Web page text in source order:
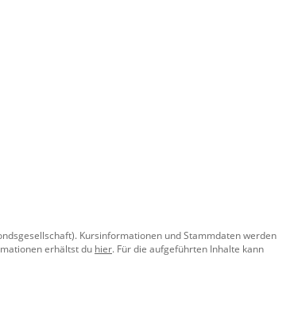
Kursinformationen und Stammdaten werden
erhältst du hier. Für die aufgeführten Inhalte kann